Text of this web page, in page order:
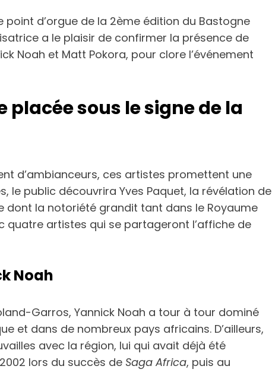
point d’orgue de la 2ème édition du Bastogne
a le plaisir de confirmer la présence de
Noah et Matt Pokora, pour clore l’événement
placée sous le signe de la
d’ambianceurs, ces artistes promettent une
le public découvrira Yves Paquet, la révélation de
dont la notoriété grandit tant dans le Royaume
quatre artistes qui se partageront l’affiche de
Noah
Garros, Yannick Noah a tour à tour dominé
et dans de nombreux pays africains. D’ailleurs,
avec la région, lui qui avait déjà été
lors du succès de Saga Africa, puis au